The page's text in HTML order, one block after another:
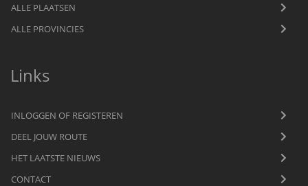
ALLE PLAATSEN
ALLE PROVINCIES
Links
INLOGGEN OF REGISTEREN
DEEL JOUW ROUTE
HET LAATSTE NIEUWS
CONTACT